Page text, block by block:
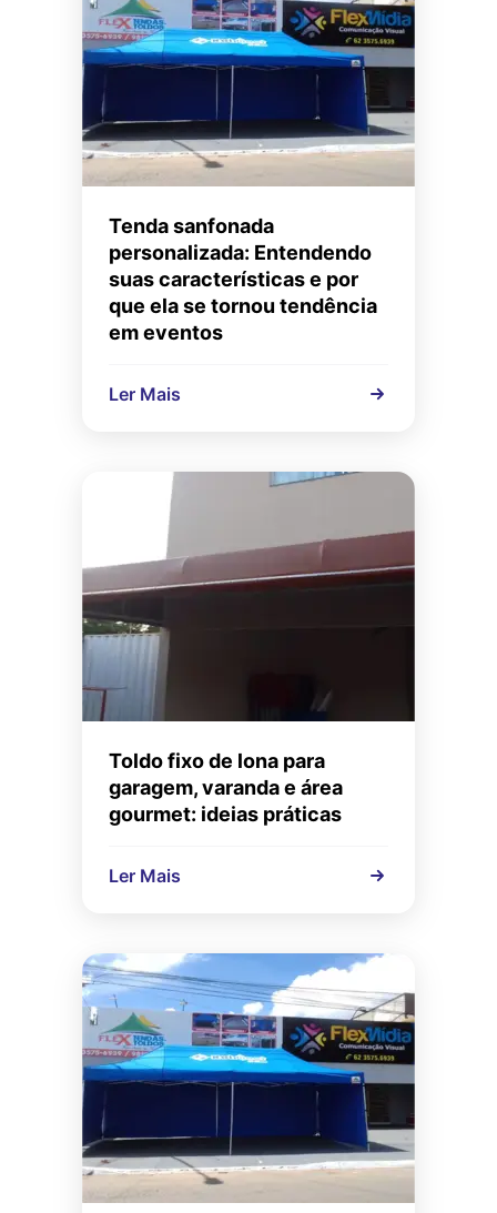
Tenda sanfonada
personalizada: Entendendo
suas características e por
que ela se tornou tendência
em eventos
Ler Mais
Toldo fixo de lona para
garagem, varanda e área
gourmet: ideias práticas
Ler Mais